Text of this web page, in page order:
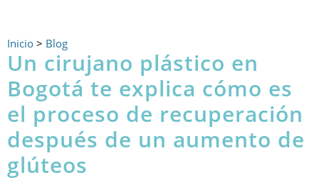
Inicio > Blog
Un cirujano plástico en
Bogotá te explica cómo es
el proceso de recuperación
después de un aumento de
glúteos